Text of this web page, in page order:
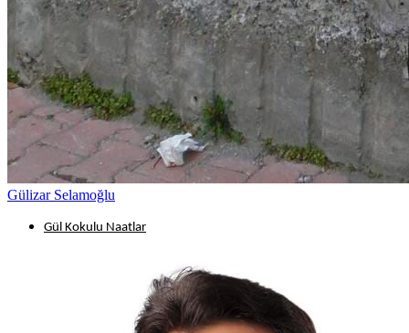
Gülizar Selamoğlu
Gül Kokulu Naatlar